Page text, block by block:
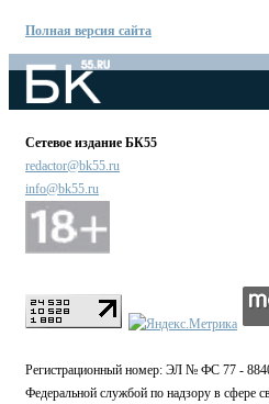
Полная версия сайта
Сетевое издание БК55
redactor@bk55.ru
info@bk55.ru
Регистрационный номер: ЭЛ № ФС 77 -
Федеральной службой по надзору в сфере